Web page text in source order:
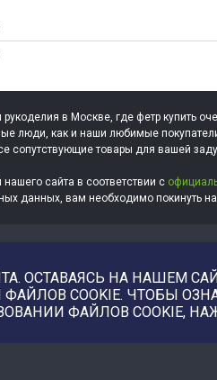
в Москве, где фетр купить
люди, как и наши любимые
сопутствующие товары для вашей
сайта в соответствии с
данных, вам необходимо покинуть
Купить фотографии,
ОСТАВАЯСЬ НА НАШЕМ
COOKIE. ЧТОБЫ
ФАЙЛОВ COOKIE,